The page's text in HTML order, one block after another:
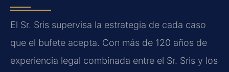
El Sr. Sris supervisa la estrategia de cada caso
que el bufete acepta. Con más de 120 años de
experiencia legal combinada entre el Sr. Sris y los